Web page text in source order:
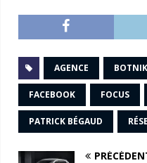
AGENCE BOTNIK
FACEBOOK FOCUS
PATRICK BÉGAUD